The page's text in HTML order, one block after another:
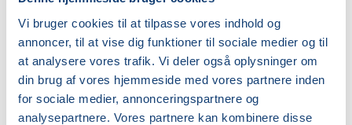
Vi bruger cookies til at tilpasse vores indhold og
annoncer, til at vise dig funktioner til sociale medier og til
at analysere vores trafik. Vi deler også oplysninger om
din brug af vores hjemmeside med vores partnere inden
for sociale medier, annonceringspartnere og
analysepartnere. Vores partnere kan kombinere disse
Løbende optag på holdene i det omfang der er
pladser. Ønsker du en gratis prøvegang, så kontakter
du underviser på tlf. 40213473.
Info
Nummer
262124
Første mødegang